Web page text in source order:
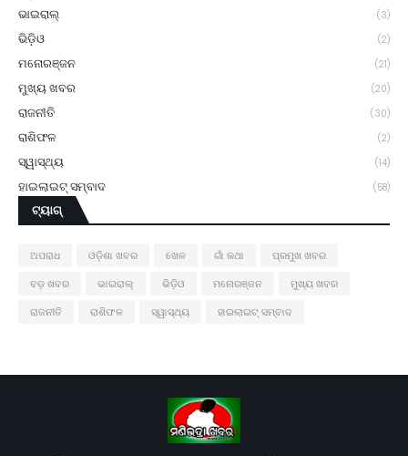
ଭାଇରାଲ୍ (3)
ଭିଡ଼ିଓ (2)
ମନୋରଞ୍ଜନ (21)
ମୁଖ୍ୟ ଖବର (20)
ରାଜନୀତି (30)
ରାଶିଫଳ (2)
ସ୍ୱାସ୍ଥ୍ୟ (14)
ହାଇଲାଇଟ୍ ସମ୍ବାଦ (58)
ଟ୍ୟାଗ୍
ଅପରାଧ ଓଡ଼ିଶା ଖବର ଖେଳ ଗାଁ କଥା
ପ୍ରମୁଖ ଖବର
ବଡ଼ ଖବର
ଭାଇରାଲ୍ ଭିଡ଼ିଓ ମନୋରଞ୍ଜନ
ମୁଖ୍ୟ ଖବର
ରାଜନୀତି
ରାଶିଫଳ ସ୍ୱାସ୍ଥ୍ୟ ହାଇଲାଇଟ୍ ସମ୍ବାଦ